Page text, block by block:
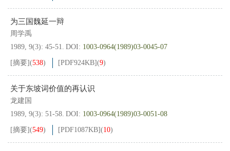
为三国魏延一辩
周学禹
1989, 9(3): 45-51. DOI: 1003-0964(1989)03-0045-07
[摘要](538) [PDF924KB](9)
关于东坡词价值的再认识
龙建国
1989, 9(3): 51-58. DOI: 1003-0964(1989)03-0051-08
[摘要](549) [PDF1087KB](10)